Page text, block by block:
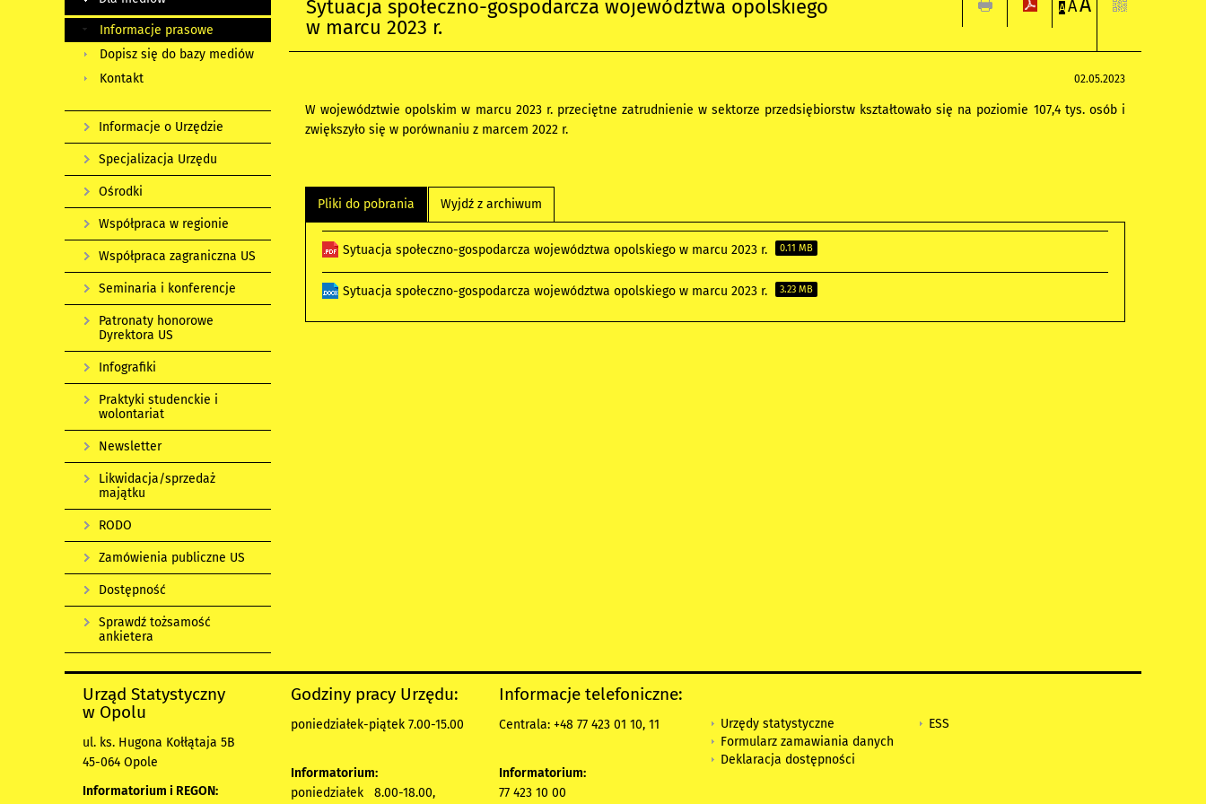
Sytuacja społeczno-gospodarcza województwa opolskiego
w marcu 2023 r.
A AA
02.05.2023
W województwie opolskim w marcu 2023 r. przeciętne zatrudnienie w sektorze przedsiębiorstw kształtowało się na poziomie 107,4 tys. osób i
zwiększyło się w porównaniu z marcem 2022 r.
Pliki do pobrania Wyjdź z archiwum
Sytuacja społeczno-gospodarcza województwa opolskiego w marcu 2023 r. 0.11 MB
Sytuacja społeczno-gospodarcza województwa opolskiego w marcu 2023 r. 3.23 MB
Informacje prasowe
Dopisz się do bazy mediów
Kontakt
Informacje o Urzędzie
Specjalizacja Urzędu
Ośrodki
Współpraca w regionie
Współpraca zagraniczna US
Seminaria i konferencje
Patronaty honorowe
Dyrektora US
Infografiki
Praktyki studenckie i
wolontariat
Newsletter
Likwidacja/sprzedaż
majątku
RODO
Zamówienia publiczne US
Dostępność
Sprawdź tożsamość
ankietera
Urząd Statystyczny
w Opolu
ul. ks. Hugona Kołłątaja 5B
45-064 Opole
Informatorium i REGON:
Godziny pracy Urzędu:
poniedziałek-piątek 7.00-15.00
Informatorium:
poniedziałek 8.00-18.00,
Informacje telefoniczne:
Centrala: +48 77 423 01 10, 11
Informatorium:
77 423 10 00
Urzędy statystyczne
Formularz zamawiania danych
Deklaracja dostępności
ESS